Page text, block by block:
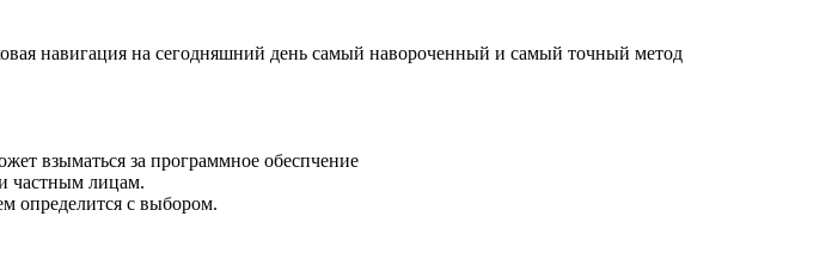
навигация на сегодняшний день самый навороченный и самый точный метод
за программное обеспчение
частным лицам.
определится с выбором.